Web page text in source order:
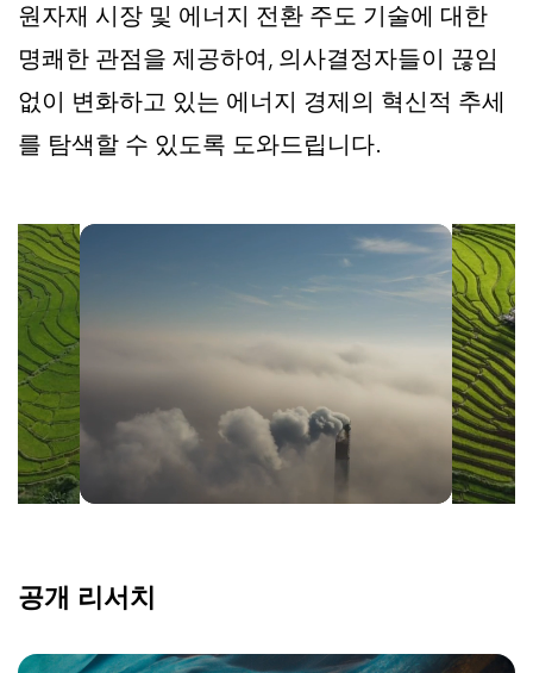
원자재 시장 및 에너지 전환 주도 기술에 대한
명쾌한 관점을 제공하여, 의사결정자들이 끊임
없이 변화하고 있는 에너지 경제의 혁신적 추세
를 탐색할 수 있도록 도와드립니다.
공개 리서치